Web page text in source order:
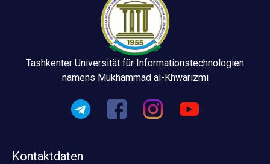
Tashkenter Universität für Informationstechnologien
namens Mukhammad al-Khwarizmi
Kontaktdaten